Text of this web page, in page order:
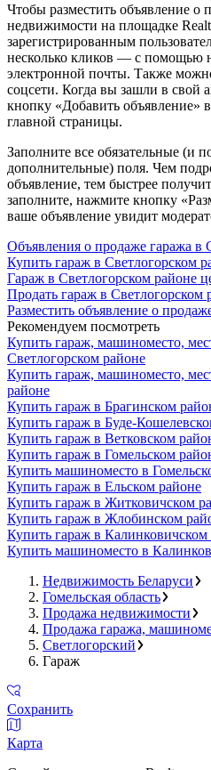
Чтобы разместить объявление о
недвижимости на площадке
зарегистрированным
несколько кликов — с помощью
электронной почты. Также
соцсети. Когда вы зашли в свой
кнопку «Добавить объявление»
главной страницы.
Заполните все обязательные (и
дополнительные) поля. Чем
объявление, тем быстрее
заполните, нажмите кнопку
ваше объявление увидит
Объявления о продаже гаража в
Купить гараж в Светлогорском
Гараж в Светлогорском районе
Продать гараж в Светлогорском
Разместить объявление о
Рекомендуем посмотреть
Купить гараж, машиноместо,
Светлогорском районе
Купить гараж, машиноместо,
районе
Купить гараж в Брагинском
Купить гараж в Буде-
Купить гараж в Ветковском
Купить гараж в Гомельском
Купить машиноместо в
Купить гараж в Ельском районе
Купить гараж в Житковичском
Купить гараж в Жлобинском
Купить гараж в Калинковичском
Купить машиноместо в
Недвижимость Беларуси
Гомельская область
Продажа недвижимости
Продажа гаража,
Светлогорский
Гараж
Сохранить
Карта